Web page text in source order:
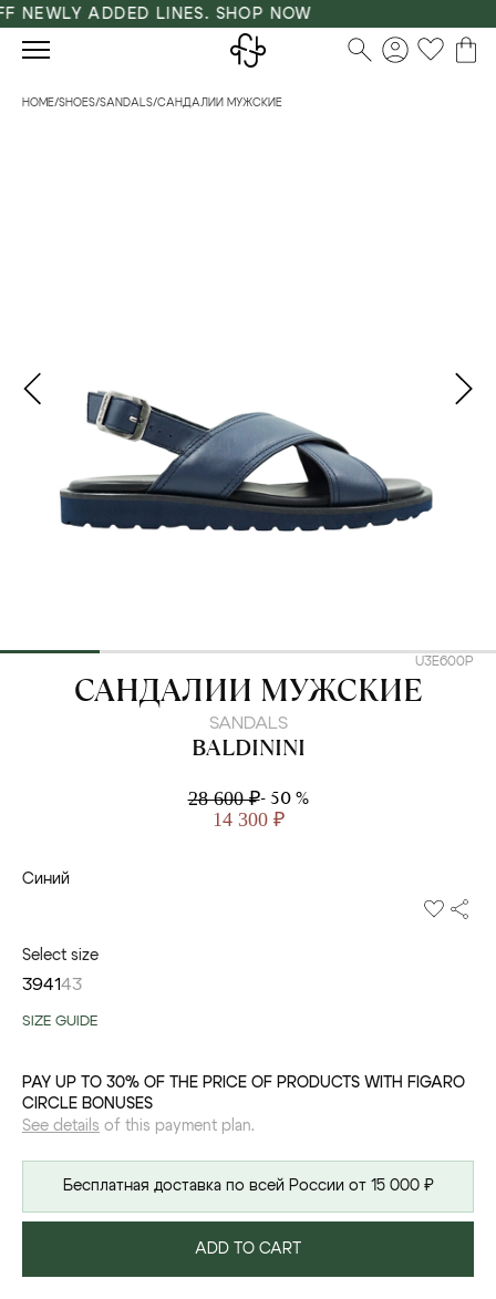
ADDED LINES. SHOP NOW
HOME/SHOES/SANDALS/САНДАЛИИ МУЖСКИЕ
U3E600P
BALDININI
САНДАЛИИ МУЖСКИЕ
SANDALS
BALDININI
28 600 ₽- 50 %
14 300 ₽
Синий
Select size
394143
SIZE GUIDE
PAY UP TO 30% OF THE PRICE OF PRODUCTS WITH FIGARO
CIRCLE BONUSES
See details of this payment plan.
Бесплатная доставка по всей России от 15 000 ₽
ADD TO CART